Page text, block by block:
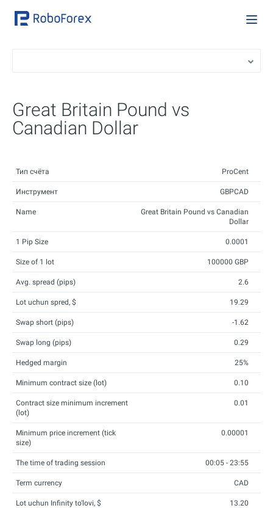
Great Britain Pound vs
Canadian Dollar
Тип счёта ProCent
Инструмент GBPCAD
Name
Great Britain Pound vs Canadian
Dollar
1 Pip Size 0.0001
Size of 1 lot 100000 GBP
Avg. spread (pips) 2.6
Lot uchun spred, $ 19.29
Swap short (pips) -1.62
Swap long (pips) 0.29
Hedged margin 25%
Minimum contract size (lot) 0.10
Contract size minimum increment
(lot)
0.01
Minimum price increment (tick
size)
0.00001
The time of trading session 00:05 - 23:55
Term currency CAD
Lot uchun Infinity to'lovi, $ 13.20